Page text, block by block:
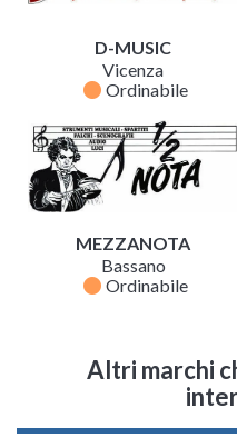
D-MUSIC
Vicenza
fiber_manual_record Ordinabile
MEZZANOTA
Bassano
fiber_manual_record Ordinabile
Altri marchi